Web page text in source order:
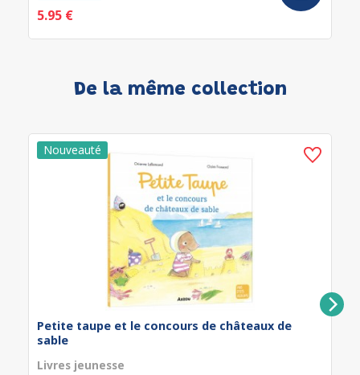
5.95 €
De la même collection
Petite taupe et le concours de châteaux de
sable
Livres jeunesse